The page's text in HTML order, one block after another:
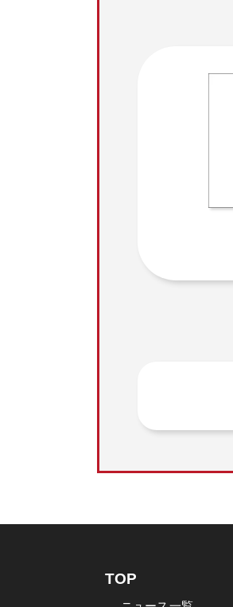
TOP